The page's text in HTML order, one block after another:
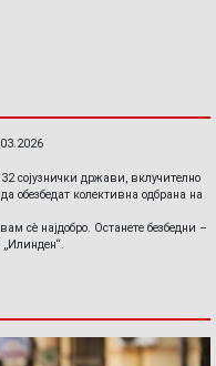
сојузнички држави, вклучително
обезбедат колективна одбрана на
сè најдобро. Останете безбедни –
„Илинден“.